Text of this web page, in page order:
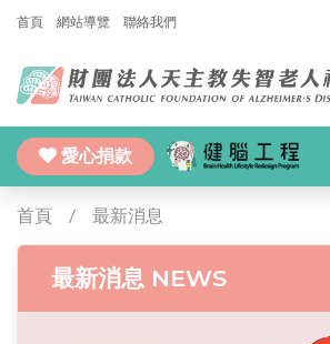
首頁 網站導覽 聯絡我們
愛心捐款
首頁
最新消息
最新消息 NEWS